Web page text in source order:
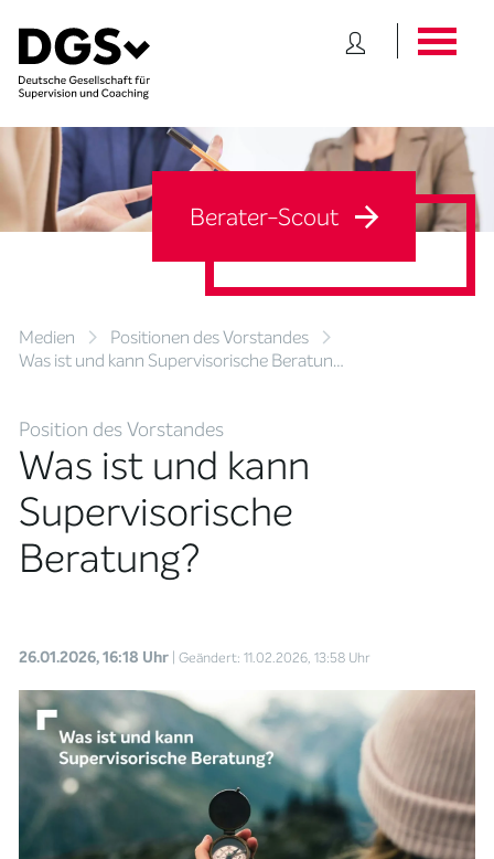
Medien
Positionen des Vorstandes
Was ist und kann Supervisorische Beratun…
Berater-Scout
Position des Vorstandes
Was ist und kann
Supervisorische
Beratung?
26.01.2026, 16:18 Uhr | Geändert: 11.02.2026, 13:58 Uhr